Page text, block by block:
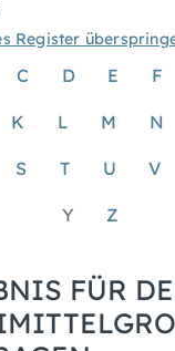
Register
C D E F
K L M N
S T U V
Y Z
FÜR